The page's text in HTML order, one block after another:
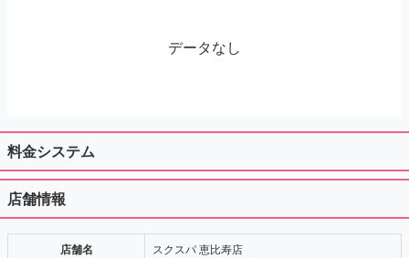
データなし
料金システム
店舗情報
店舗名 スクスパ 恵比寿店